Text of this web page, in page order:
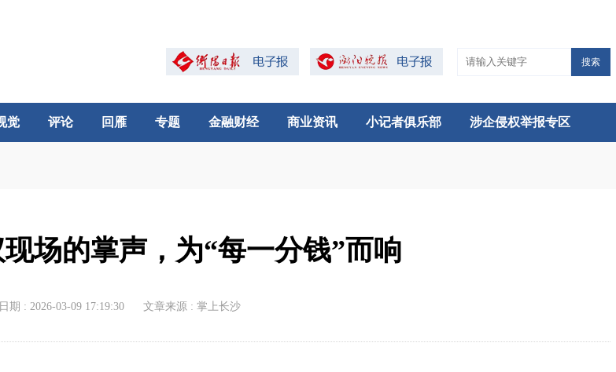
搜索
觉 评论 回雁 专题 金融财经 商业资讯 小记者俱乐部 涉企侵权举报专区
场的掌声，为“每一分钱”而响
期 : 2026-03-09 17:19:30 文章来源 : 掌上长沙